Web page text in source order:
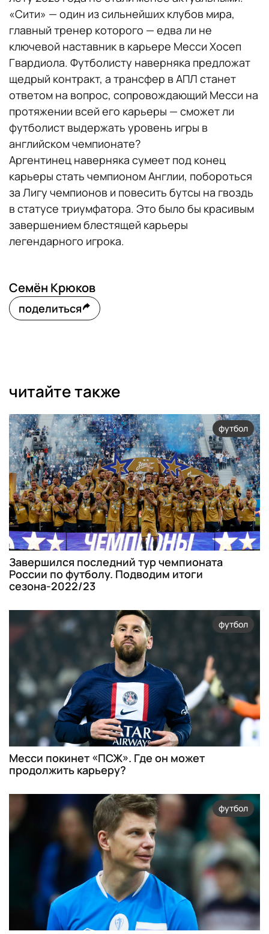
«Сити» — один из сильнейших клубов мира,
главный тренер которого — едва ли не
ключевой наставник в карьере Месси Хосеп
Гвардиола. Футболисту наверняка предложат
щедрый контракт, а трансфер в АПЛ станет
ответом на вопрос, сопровождающий Месси на
протяжении всей его карьеры — сможет ли
футболист выдержать уровень игры в
английском чемпионате?
Аргентинец наверняка сумеет под конец
карьеры стать чемпионом Англии, побороться
за Лигу чемпионов и повесить бутсы на гвоздь
в статусе триумфатора. Это было бы красивым
завершением блестящей карьеры
легендарного игрока.
Семён Крюков
поделиться
читайте также
футбол
Завершился последний тур чемпионата
России по футболу. Подводим итоги
сезона-2022/23
футбол
Месси покинет «ПСЖ». Где он может
продолжить карьеру?
футбол